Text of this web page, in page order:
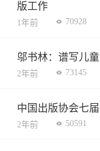
版工作
1年前 70928
邬书林：谱写儿
2年前 73145
中国出版协会七
2年前 50591